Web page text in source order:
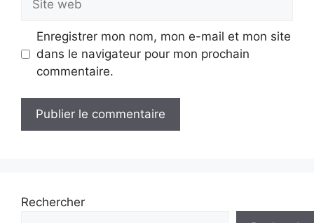
web
Enregistrer mon nom, mon e-mail et mon site
dans le navigateur pour mon prochain
commentaire.
Rechercher